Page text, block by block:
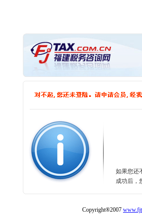
如果您还
成功后，
Copyright®2007